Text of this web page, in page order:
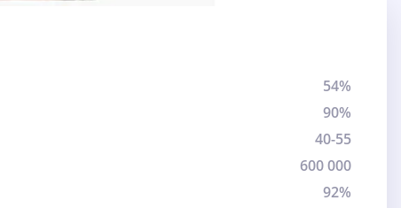
54%
90%
40-55
600 000
92%